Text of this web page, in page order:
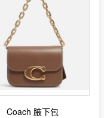
Coach 腋下包